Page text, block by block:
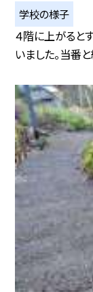
学校の様子
４階に上がると
いました。当番